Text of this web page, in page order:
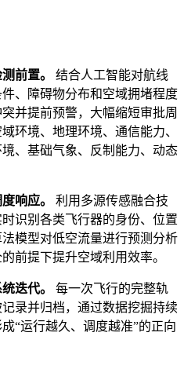
前置。
结合人工智能对航线
、障碍物分布和空域拥堵程度
并提前预警，大幅缩短审批周
环境、地理环境、通信能力、
、基础气象、反制能力、动态
响应。
利用多源传感融合技
识别各类飞行器的身份、位置
模型对低空流量进行预测分析
前提下提升空域利用效率。
迭代。
每一次飞行的完整轨
录并归档，通过数据挖掘持续
“运行越久、调度越准”的正向